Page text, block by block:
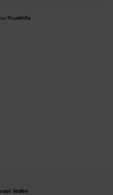
TrustVille
leden